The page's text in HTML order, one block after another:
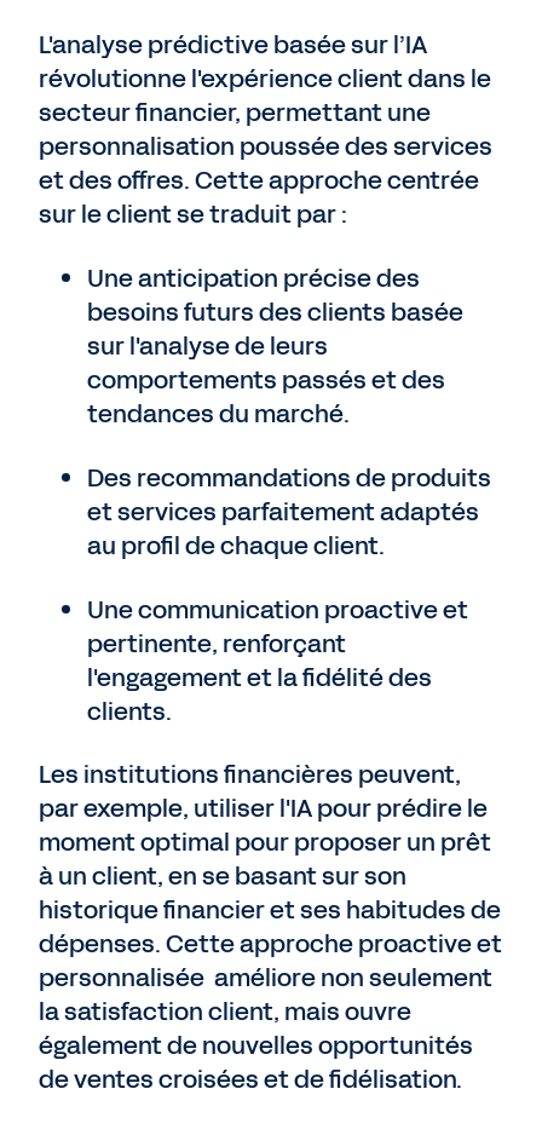
L'analyse prédictive basée sur l’IA
révolutionne l'expérience client dans le
secteur financier, permettant une
personnalisation poussée des services
et des offres. Cette approche centrée
sur le client se traduit par :
Une anticipation précise des
besoins futurs des clients basée
sur l'analyse de leurs
comportements passés et des
tendances du marché.
Des recommandations de produits
et services parfaitement adaptés
au profil de chaque client.
Une communication proactive et
pertinente, renforçant
l'engagement et la fidélité des
clients.
Les institutions financières peuvent,
par exemple, utiliser l'IA pour prédire le
moment optimal pour proposer un prêt
à un client, en se basant sur son
historique financier et ses habitudes de
dépenses. Cette approche proactive et
personnalisée améliore non seulement
la satisfaction client, mais ouvre
également de nouvelles opportunités
de ventes croisées et de fidélisation.